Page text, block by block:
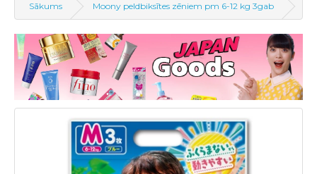
Sākums Moony peldbiksītes zēniem pm 6-12 kg 3gab